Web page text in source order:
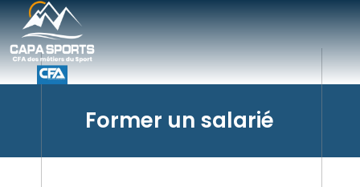
Former un salarié